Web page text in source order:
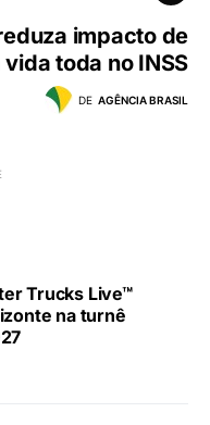
impacto de
toda no INSS
DE AGÊNCIA BRASIL
Trucks Live™
na turnê